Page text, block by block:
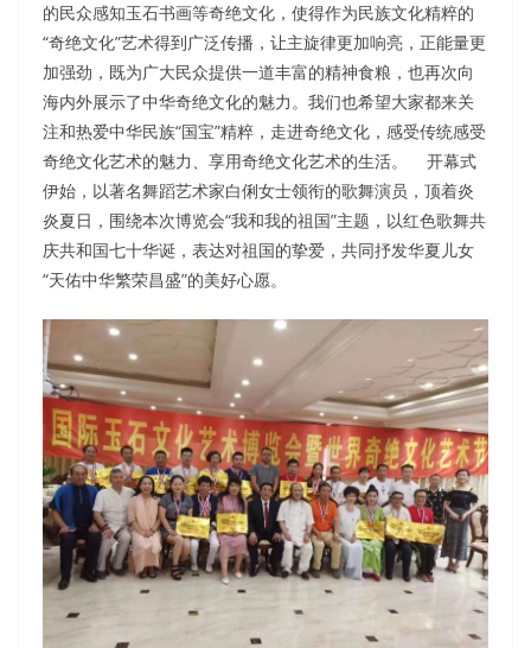
的民众感知玉石书画等奇绝文化，使得作为民族文化精粹的
“奇绝文化”艺术得到广泛传播，让主旋律更加响亮，正能量更
加强劲，既为广大民众提供一道丰富的精神食粮，也再次向
海内外展示了中华奇绝文化的魅力。我们也希望大家都来关
注和热爱中华民族“国宝”精粹，走进奇绝文化，感受传统感受
奇绝文化艺术的魅力、享用奇绝文化艺术的生活。 开幕式
伊始，以著名舞蹈艺术家白俐女士领衔的歌舞演员，顶着炎
炎夏日，围绕本次博览会“我和我的祖国”主题，以红色歌舞共
庆共和国七十华诞，表达对祖国的挚爱，共同抒发华夏儿女
“天佑中华繁荣昌盛”的美好心愿。